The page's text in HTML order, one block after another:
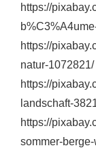
https://
https://
natur-1072821/
https://
landschaft-
https://
sommer-